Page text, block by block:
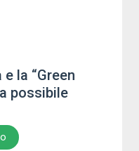
la “Green
possibile